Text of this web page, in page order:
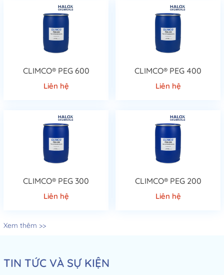
CLIMCO® PEG 600
Liên hệ
CLIMCO® PEG 400
Liên hệ
CLIMCO® PEG 300
Liên hệ
CLIMCO® PEG 200
Liên hệ
Xem thêm >>
TIN TỨC VÀ SỰ KIỆN